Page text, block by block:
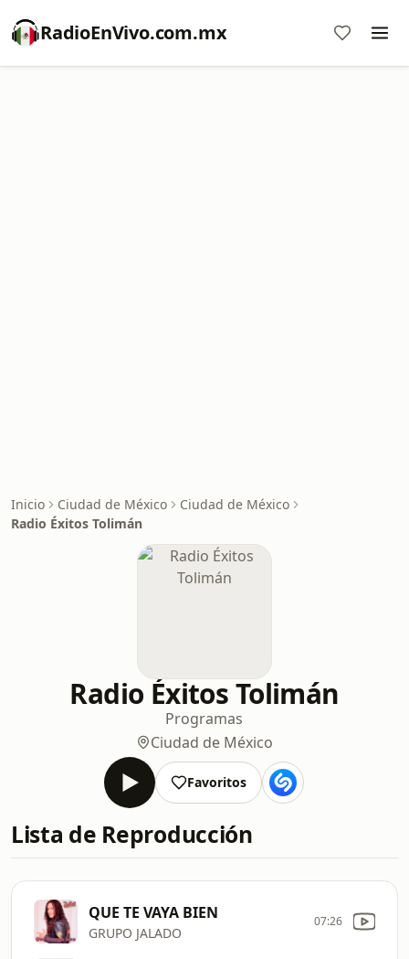
RadioEnVivo.com.mx
Inicio Ciudad de México
Ciudad de México
Radio Éxitos Tolimán
Radio Éxitos Tolimán
Programas
Ciudad de México
Favoritos
Lista de Reproducción
QUE TE VAYA BIEN
GRUPO JALADO
07:26